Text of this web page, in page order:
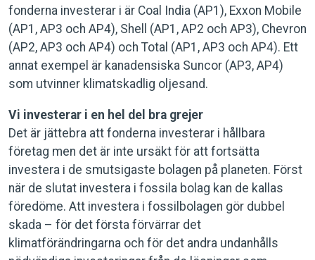
fonderna investerar i är Coal India (AP1), Exxon Mobile
(AP1, AP3 och AP4), Shell (AP1, AP2 och AP3), Chevron
(AP2, AP3 och AP4) och Total (AP1, AP3 och AP4). Ett
annat exempel är kanadensiska Suncor (AP3, AP4)
som utvinner klimatskadlig oljesand.
Vi investerar i en hel del bra grejer
Det är jättebra att fonderna investerar i hållbara
företag men det är inte ursäkt för att fortsätta
investera i de smutsigaste bolagen på planeten. Först
när de slutat investera i fossila bolag kan de kallas
föredöme. Att investera i fossilbolagen gör dubbel
skada – för det första förvärrar det
klimatförändringarna och för det andra undanhålls